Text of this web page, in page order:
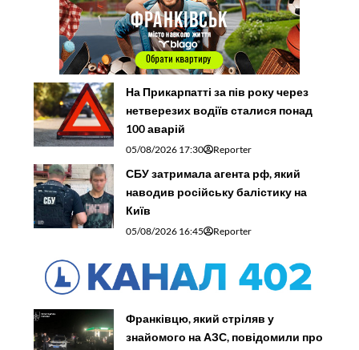
На Прикарпатті за пів року через
нетверезих водіїв сталися понад
100 аварій
05/08/2026 17:30 Reporter
СБУ затримала агента рф, який
наводив російську балістику на
Київ
05/08/2026 16:45 Reporter
Франківцю, який стріляв у
знайомого на АЗС, повідомили про